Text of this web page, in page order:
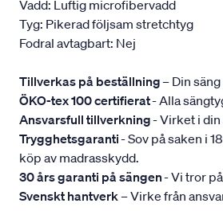
Vadd: Luftig microfibervadd
Tyg: Pikerad följsam stretchtyg
Fodral avtagbart: Nej
Tillverkas på beställning– Din
ÖKO-tex 100 certifierat- Alla
Ansvarsfull tillverkning- Virket i
Trygghetsgaranti- Sov på saken i
köp av madrasskydd.
30 års garanti på sängen- Vi tror
Svenskt hantverk– Virke från